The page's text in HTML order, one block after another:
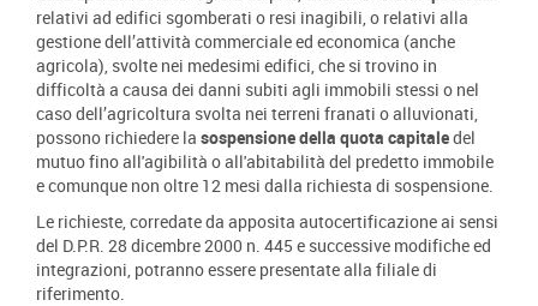
relativi ad edifici sgomberati o resi inagibili, o relativi alla
gestione dell’attività commerciale ed economica (anche
agricola), svolte nei medesimi edifici, che si trovino in
difficoltà a causa dei danni subiti agli immobili stessi o nel
caso dell’agricoltura svolta nei terreni franati o alluvionati,
possono richiedere la sospensione della quota capitaledel
mutuo fino all'agibilità o all'abitabilità del predetto immobile
e comunque non oltre 12 mesi dalla richiesta di sospensione.
Le richieste, corredate da apposita autocertificazione ai sensi
del D.P.R. 28 dicembre 2000 n. 445 e successive modifiche ed
integrazioni, potranno essere presentate alla filiale di
riferimento.